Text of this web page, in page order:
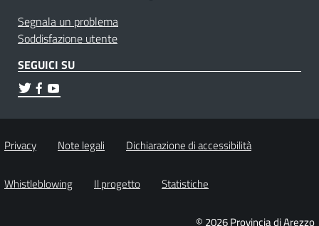
Segnala un problema
Soddisfazione utente
SEGUICI SU
Privacy Note legali Dichiarazione di accessibilità
Whistleblowing Il progetto Statistiche
© 2026 Provincia di Arezzo